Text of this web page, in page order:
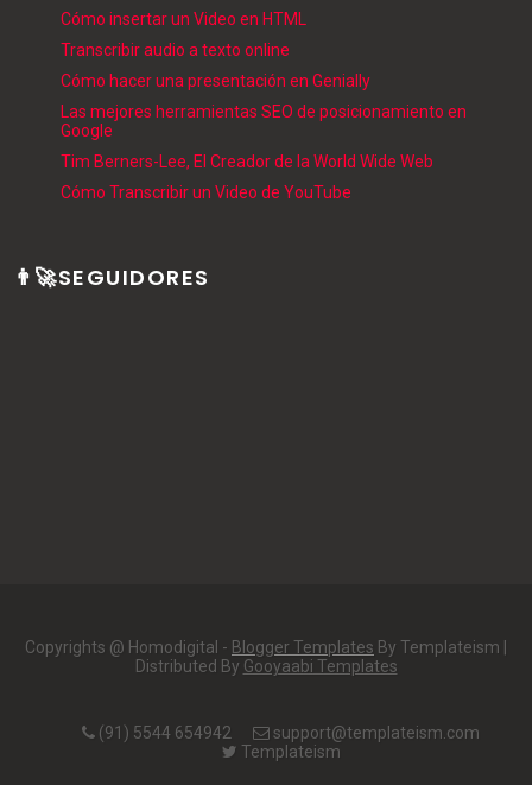
Cómo insertar un Video en HTML
Transcribir audio a texto online
Cómo hacer una presentación en Genially
Las mejores herramientas SEO de posicionamiento en
Google
Tim Berners-Lee, El Creador de la World Wide Web
Cómo Transcribir un Video de YouTube
👨‍🚀SEGUIDORES
Copyrights @ Homodigital - Blogger Templates By Templateism |
Distributed By Gooyaabi Templates
(91) 5544 654942
support@templateism.com
Templateism